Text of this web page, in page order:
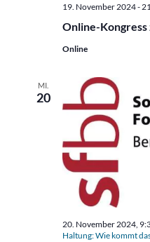
Online-
19. November 2024-
Online
MI.
20
20. November 2024,
Haltung: Wie kommt